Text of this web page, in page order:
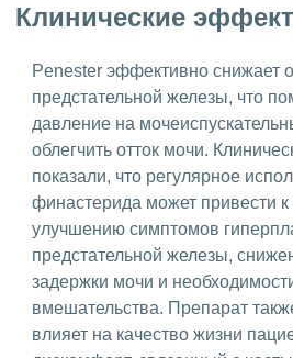
Клинические
Penester эффективно снижает
предстательной железы, что
давление на
облегчить отток мочи.
показали, что регулярное
финастерида может привести к
улучшению симптомов
предстательной железы,
задержки мочи и
вмешательства. Препарат
влияет на качество жизни